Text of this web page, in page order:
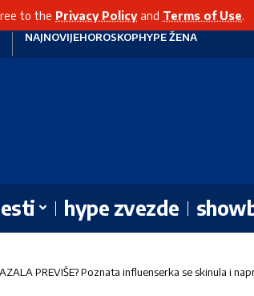
to the Privacy Policyand Terms of Use.
NAJNOVIJEHOROSKOPHYPE ŽENA
hype zvezde
PREVIŠE? Poznata influenserka se skinula i